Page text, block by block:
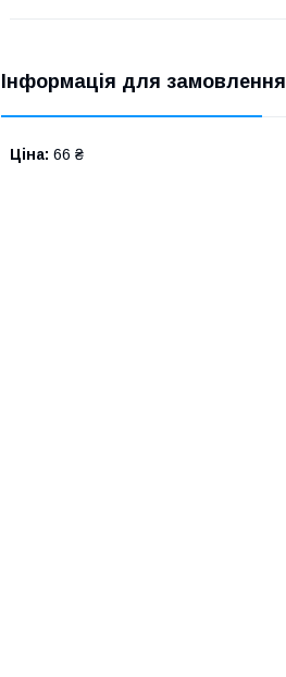
Інформація для замовлення
Ціна: 66 ₴